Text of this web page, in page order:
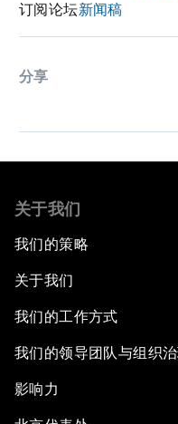
订阅论坛新闻稿
分享
关于我们
我们的策略
关于我们
我们的工作方式
我们的领导团队与组织
影响力